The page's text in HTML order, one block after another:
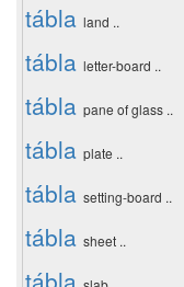
tábla land ..
tábla letter-board ..
tábla pane of glass ..
tábla plate ..
tábla setting-board ..
tábla sheet ..
tábla